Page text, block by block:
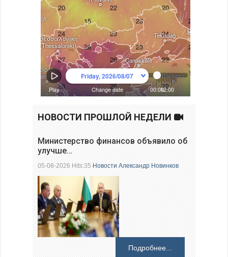
НОВОСТИ ПРОШЛОЙ НЕДЕЛИ
Министерство финансов объявило об
улучше…
05-08-2026 Hits:35Новости Александр Новинков
Подробнее...